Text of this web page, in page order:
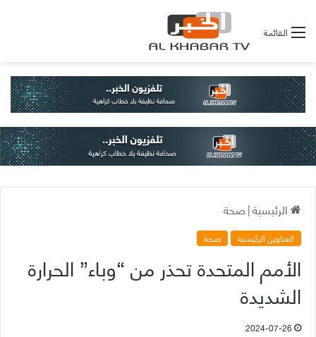
القائمة
الرئيسية|صحة
العناوين الرئيسية صحة
الأمم المتحدة تحذر من “وباء” الحرارة
الشديدة
2024-07-26